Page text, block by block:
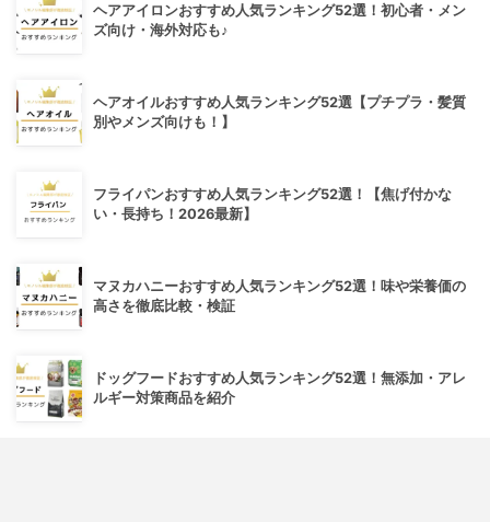
ヘアアイロンおすすめ人気ランキング52選！初心者・メン
ズ向け・海外対応も♪
ヘアオイルおすすめ人気ランキング52選【プチプラ・髪質
別やメンズ向けも！】
フライパンおすすめ人気ランキング52選！【焦げ付かな
い・長持ち！2026最新】
マヌカハニーおすすめ人気ランキング52選！味や栄養価の
高さを徹底比較・検証
ドッグフードおすすめ人気ランキング52選！無添加・アレ
ルギー対策商品を紹介